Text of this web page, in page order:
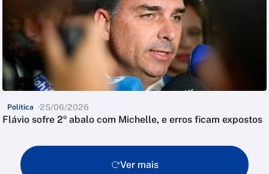
Política 25/06/2026
Flávio sofre 2º abalo com Michelle, e erros ficam expostos
Ver mais